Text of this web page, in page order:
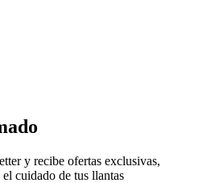
y recibe ofertas exclusivas,
cuidado de tus llantas